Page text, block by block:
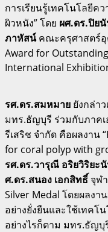
การเรียนรู้เทคโนโลยีค
ผิวหนัง” โดย ผศ.ดร.ปิย
ภาหัสน์คณะครุศาสตร์อุ
Award for
International
รศ.ดร.สมหมาย ยังกล่า
มทร.ธัญบุรี ร่วมกับภาค
รีเสริช จำกัด คือผลงาน
for coral polyp with
รศ.ดร.วารุณี อริยวิริยะ
ศ.ดร.สนอง เอกสิทธิ์ จุฬ
Silver Medal โดยผลง
อย่างยั่งยืนและใช้เทคโ
อย่างไรก็ตาม มทร.ธัญ